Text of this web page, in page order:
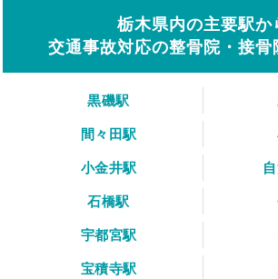
栃木県内の主要駅か
交通事故対応の整骨院・接骨
黒磯駅
間々田駅
小金井駅
石橋駅
宇都宮駅
宝積寺駅